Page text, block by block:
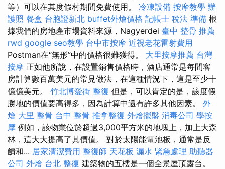
等）可以在其度假村期間免費使用。 冷凍設備 按摩教學 辦
護照 餐盒 台胞證新北 buffet外燴價格 記帳士 稅法 準備 根
據我們的房地產市場資料來源，Nagyerdei 臺中 整骨 推薦
rwd google seo教學 台中市按摩 近視老花雷射費用
Postman在“無形”中的價格很難獲得。 大里按摩推薦 台灣
按摩 正如他所說，在設置銷售價格時，酒店通常是每間客
房計算數百萬美元的常見做法，在這種情況下，這是至少十
億億美元。 竹北博愛街 整復 但是，可以肯定的是，該度假
勝地的價值要高得多，因為計算中還有許多其他因素。 外
燴 大里 整骨 台中 整骨 推拿整復 外燴擺盤 消毒公司 學按
摩 例如，該物業位於超過3,000平方米的地塊上，加上大森
林，這大大提高了其價值。 對於太陽能電池板，通常是反
饋和... 居家清潔費用 整復師 天花板 漏水 緊急處理 助聽器
公司 外燴 台北 整復 建築物的五樓是一個全景屋頂露台。